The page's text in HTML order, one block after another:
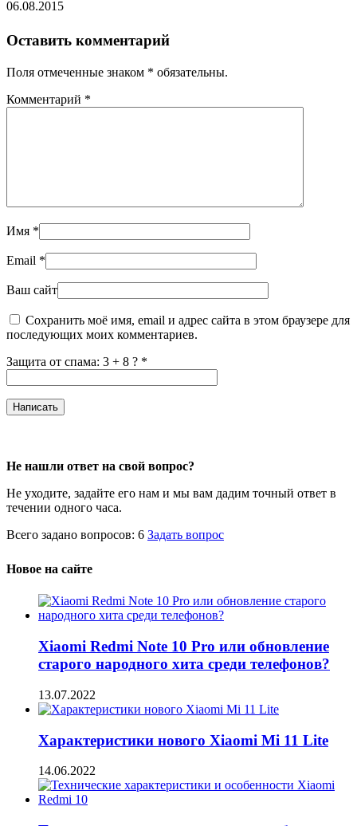
06.08.2015
Оставить комментарий
Поля отмеченные знаком * обязательны.
Комментарий *
Имя *
Email *
Ваш сайт
Сохранить моё имя, email и адрес сайта в этом браузере для
последующих моих комментариев.
Защита от спама: 3 + 8 ? *
Не нашли ответ на свой вопрос?
Не уходите, задайте его нам и мы вам дадим точный ответ в
течении одного часа.
Всего задано вопросов: 6 Задать вопрос
Новое на сайте
Xiaomi Redmi Note 10 Pro или обновление
старого народного хита среди телефонов?
13.07.2022
Характеристики нового Xiaomi Mi 11 Lite
14.06.2022